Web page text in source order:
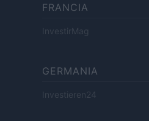
FRANCIA
InvestirMag
GERMANIA
Investieren24